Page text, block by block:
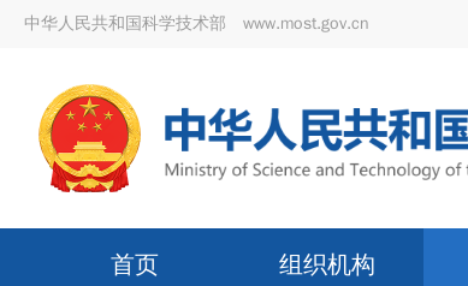
中华人民共和国科学技术部 www.most.gov.cn
首页 组织机构